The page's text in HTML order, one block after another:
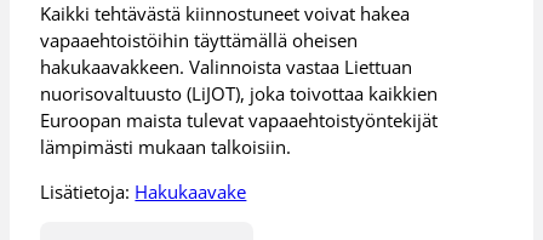
Kaikki tehtävästä kiinnostuneet voivat hakea
vapaaehtoistöihin täyttämällä oheisen
hakukaavakkeen. Valinnoista vastaa Liettuan
nuorisovaltuusto (LiJOT), joka toivottaa kaikkien
Euroopan maista tulevat vapaaehtoistyöntekijät
lämpimästi mukaan talkoisiin.
Lisätietoja: Hakukaavake